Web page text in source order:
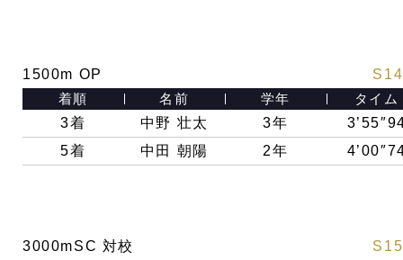
1500m OP
着順
名前 学年
タイム
3着
中野 壮太 3年
5着
中田 朝陽 2年
3000mSC 対校